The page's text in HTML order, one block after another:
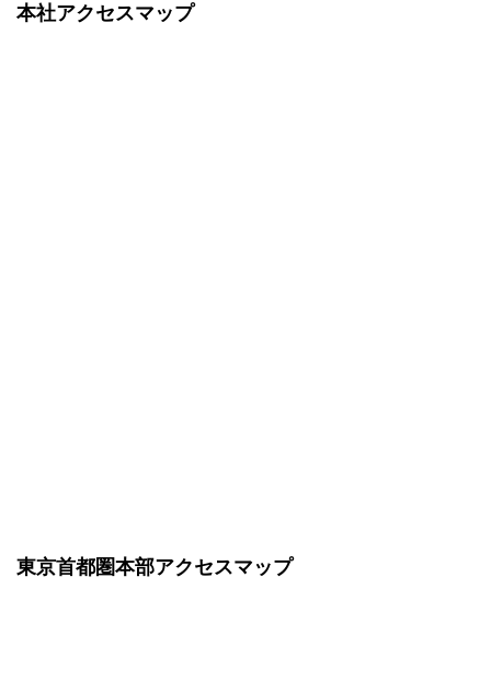
本社アクセスマップ
東京首都圏本部アクセスマップ